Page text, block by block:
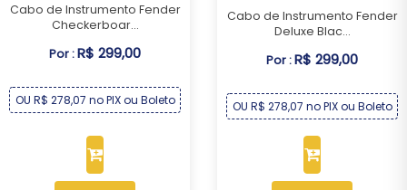
Cabo de Instrumento Fender
Checkerboar...
Por :R$ 299,00
OU R$ 278,07 no PIX ou Boleto
Cabo de Instrumento Fender
Deluxe Blac...
Por :R$ 299,00
OU R$ 278,07 no PIX ou Boleto